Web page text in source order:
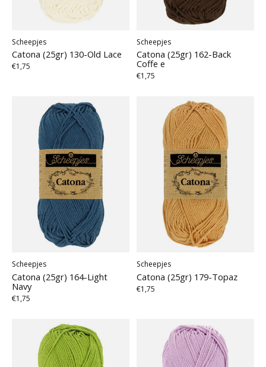
Scheepjes
Catona (25gr) 130-Old Lace
€1,75
Scheepjes
Catona (25gr) 162-Back
Coffe e
€1,75
Scheepjes
Catona (25gr) 164-Light
Navy
€1,75
Scheepjes
Catona (25gr) 179-Topaz
€1,75